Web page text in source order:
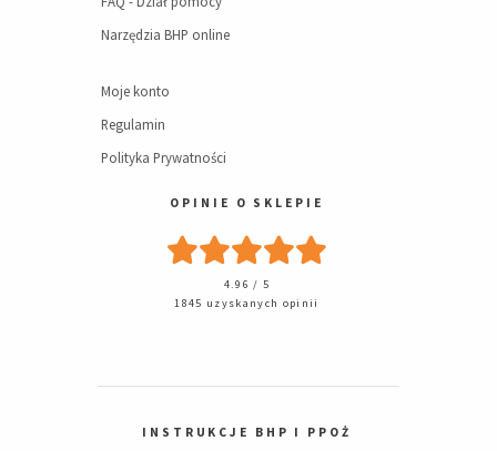
Narzędzia BHP online
Moje konto
Regulamin
Polityka Prywatności
OPINIE O SKLEPIE
4.96 / 5
1845 uzyskanych opinii
INSTRUKCJE BHP I PPOŻ